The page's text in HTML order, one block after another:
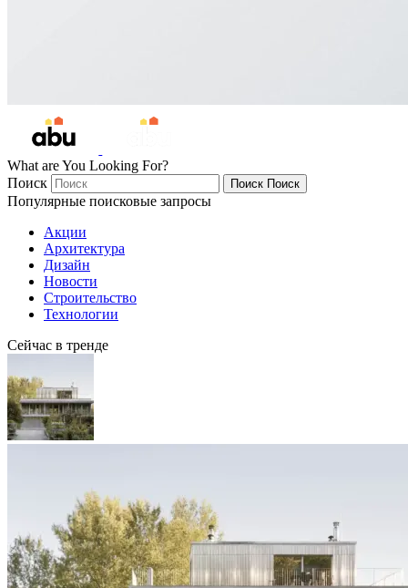
What are You Looking For?
Поиск
Поиск Поиск
Популярные поисковые запросы
Акции
Архитектура
Дизайн
Новости
Строительство
Технологии
Сейчас в тренде